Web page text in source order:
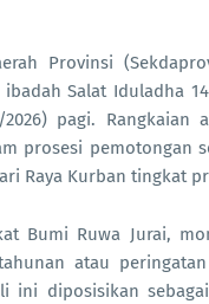
Provinsi
Salat Iduladha
pagi.
prosesi pemotongan
Raya Kurban tingkat
Bumi Ruwa Jurai,
atau
ini diposisikan